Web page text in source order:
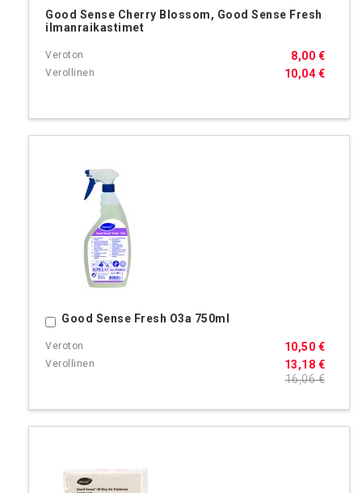
Good Sense Cherry Blossom, Good Sense Fresh
ilmanraikastimet
10,04 €
8,00 €
Good Sense Fresh O3a 750ml
13,18 €
10,50 €
16,06 €
Ostoskoriin